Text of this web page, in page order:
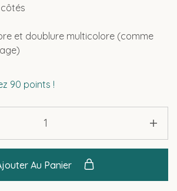
et doublure multicolore (comme
90 points !
Au Panier